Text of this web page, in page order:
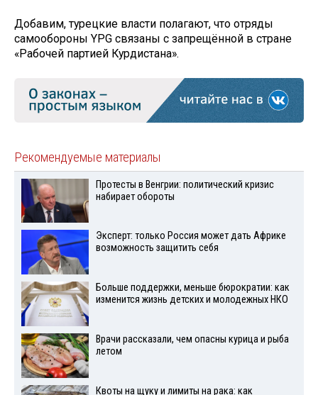
Добавим, турецкие власти полагают, что отряды
самообороны YPG связаны с запрещённой в стране
«Рабочей партией Курдистана».
Рекомендуемые материалы
Протесты в Венгрии: политический кризис
набирает обороты
Эксперт: только Россия может дать Африке
возможность защитить себя
Больше поддержки, меньше бюрократии: как
изменится жизнь детских и молодежных НКО
Врачи рассказали, чем опасны курица и рыба
летом
Квоты на щуку и лимиты на рака: как